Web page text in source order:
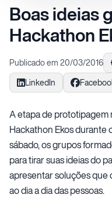
Boas ideias
Hackathon
Publicado em 20/03/2016
LinkedIn
A etapa de prototipagem
Hackathon Ekos durante
sábado, os grupos
para tirar suas ideias do
apresentar soluções que
ao dia a dia das pessoas.